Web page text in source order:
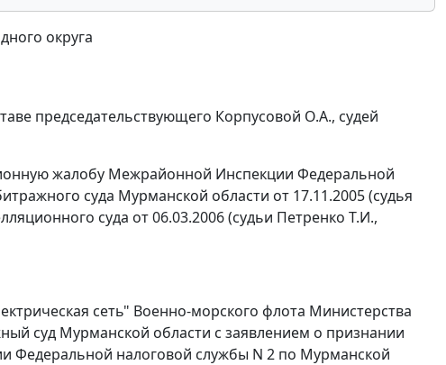
округа
председательствующего Корпусовой О.А., судей
жалобу Межрайонной Инспекции Федеральной
суда Мурманской области от 17.11.2005 (судья
суда от 06.03.2006 (судьи Петренко Т.И.,
сеть" Военно-морского флота Министерства
суд Мурманской области с заявлением о признании
Федеральной налоговой службы N 2 по Мурманской